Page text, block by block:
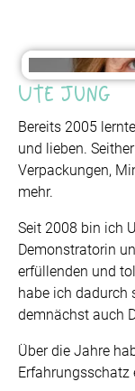
Ute Jung
Bereits 2005
und lieben.
Verpackungen,
mehr.
Seit 2008 bin ich
Demonstratorin
erfüllenden und
habe ich dadurch
demnächst auch
Über die Jahre
Erfahrungsschatz